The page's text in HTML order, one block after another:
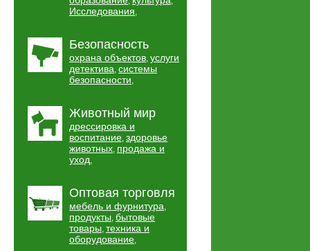
Исследования,
Безопасность
охрана объектов, услуги
детектива, системы
безопасности,
Животный мир
дрессировка и
воспитание, здоровье
животных, продажа и
уход,
Оптовая торговля
мебель и фурнитура,
продукты, бытовые
товары, техника и
оборудование,